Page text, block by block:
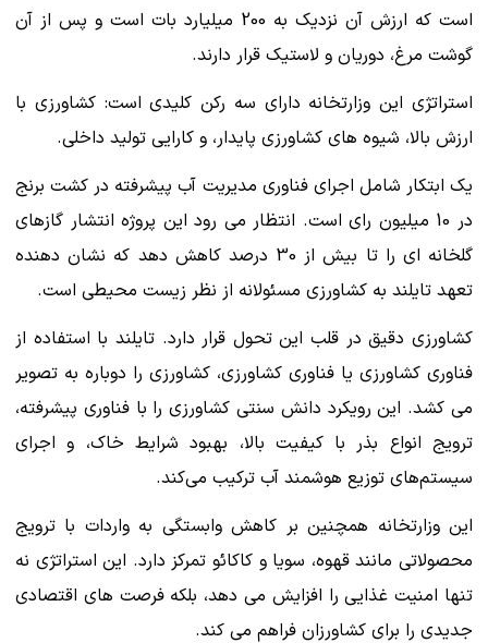
است که ارزش آن نزدیک به 200 میلیارد بات است و پس از آن
گوشت مرغ، دوریان و لاستیک قرار دارند.
استراتژی این وزارتخانه دارای سه رکن کلیدی است: کشاورزی با
ارزش بالا، شیوه های کشاورزی پایدار، و کارایی تولید داخلی.
یک ابتکار شامل اجرای فناوری مدیریت آب پیشرفته در کشت برنج
در 10 میلیون رای است. انتظار می رود این پروژه انتشار گازهای
گلخانه ای را تا بیش از 30 درصد کاهش دهد که نشان دهنده
تعهد تایلند به کشاورزی مسئولانه از نظر زیست محیطی است.
کشاورزی دقیق در قلب این تحول قرار دارد. تایلند با استفاده از
فناوری کشاورزی یا فناوری کشاورزی، کشاورزی را دوباره به تصویر
می کشد. این رویکرد دانش سنتی کشاورزی را با فناوری پیشرفته،
ترویج انواع بذر با کیفیت بالا، بهبود شرایط خاک، و اجرای
سیستم‌های توزیع هوشمند آب ترکیب می‌کند.
این وزارتخانه همچنین بر کاهش وابستگی به واردات با ترویج
محصولاتی مانند قهوه، سویا و کاکائو تمرکز دارد. این استراتژی نه
تنها امنیت غذایی را افزایش می دهد، بلکه فرصت های اقتصادی
جدیدی را برای کشاورزان فراهم می کند.